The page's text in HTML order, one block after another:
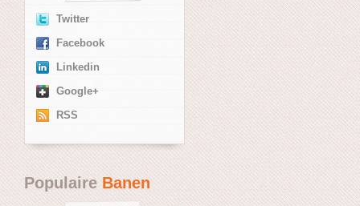
Twitter
Facebook
Linkedin
Google+
RSS
PopulaireBanen